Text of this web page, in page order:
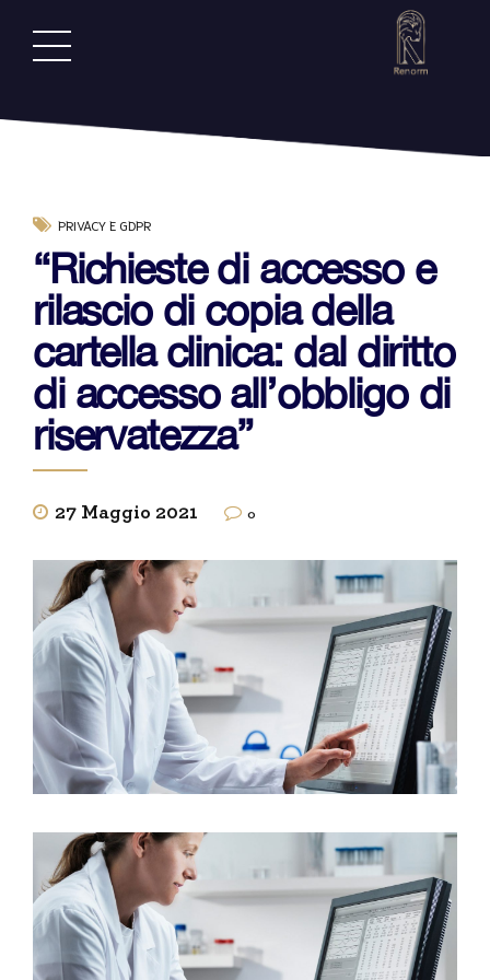
PRIVACY E GDPR
“Richieste di accesso e
rilascio di copia della
cartella clinica: dal diritto
di accesso all’obbligo di
riservatezza”
27 Maggio 2021 0